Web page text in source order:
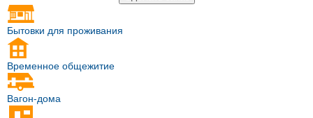
Бытовки для проживания
Временное общежитие
Вагон-дома